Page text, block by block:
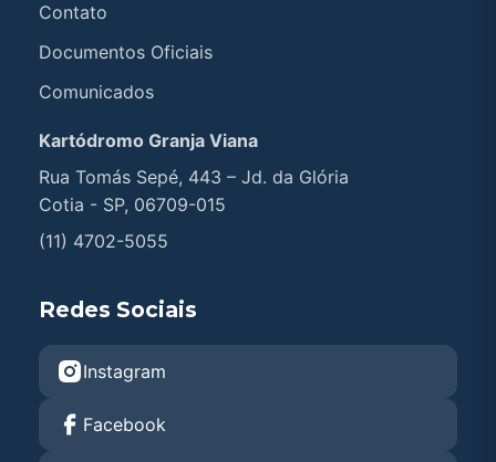
Contato
Documentos Oficiais
Comunicados
Kartódromo Granja Viana
Rua Tomás Sepé, 443 – Jd. da Glória
Cotia - SP, 06709-015
(11) 4702-5055
Redes Sociais
Instagram
Facebook